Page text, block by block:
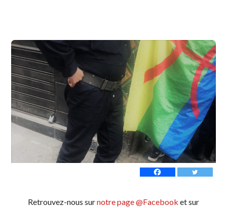
Retrouvez-nous surnotre page @Facebook et sur